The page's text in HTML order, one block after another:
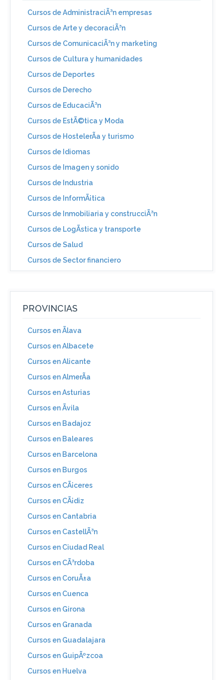
Cursos de AdministraciÃ³n empresas
Cursos de Arte y decoraciÃ³n
Cursos de ComunicaciÃ³n y marketing
Cursos de Cultura y humanidades
Cursos de Deportes
Cursos de Derecho
Cursos de EducaciÃ³n
Cursos de EstÃ©tica y Moda
Cursos de HostelerÃ­a y turismo
Cursos de Idiomas
Cursos de Imagen y sonido
Cursos de Industria
Cursos de InformÃ¡tica
Cursos de Inmobiliaria y construcciÃ³n
Cursos de LogÃ­stica y transporte
Cursos de Salud
Cursos de Sector financiero
PROVINCIAS
Cursos en Ãlava
Cursos en Albacete
Cursos en Alicante
Cursos en AlmerÃ­a
Cursos en Asturias
Cursos en Ãvila
Cursos en Badajoz
Cursos en Baleares
Cursos en Barcelona
Cursos en Burgos
Cursos en CÃ¡ceres
Cursos en CÃ¡diz
Cursos en Cantabria
Cursos en CastellÃ³n
Cursos en Ciudad Real
Cursos en CÃ³rdoba
Cursos en CoruÃ±a
Cursos en Cuenca
Cursos en Girona
Cursos en Granada
Cursos en Guadalajara
Cursos en GuipÃºzcoa
Cursos en Huelva